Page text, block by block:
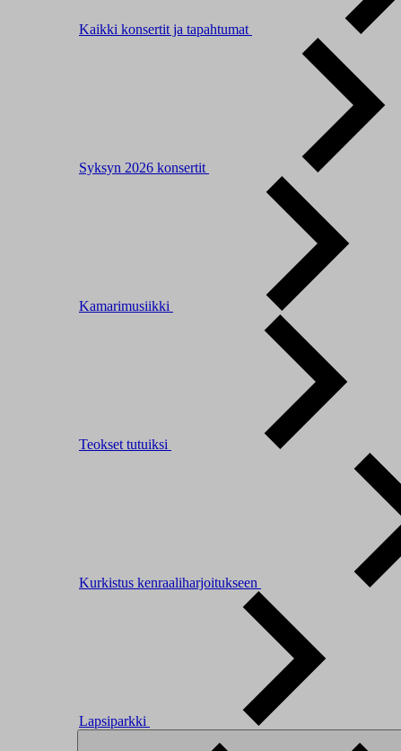
Kaikki konsertit ja tapahtumat
Syksyn 2026 konsertit
Kamarimusiikki
Teokset tutuiksi
Kurkistus kenraaliharjoitukseen
Lapsiparkki